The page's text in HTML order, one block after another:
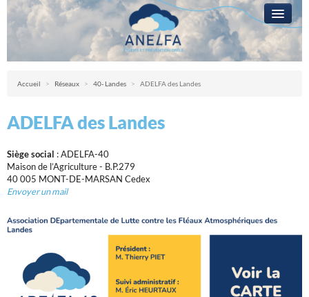
L’ANELFA
CAMPAGNE
Accueil > Réseaux > 40- Landes > ADELFA des Landes
ADELFA des Landes
Siège social : ADELFA-40
Maison de l’Agriculture - B.P.279
40 005 MONT-DE-MARSAN Cedex
Envoyer un mail